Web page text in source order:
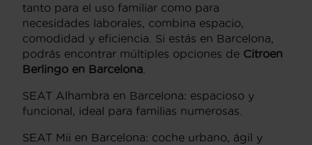
tanto para el uso familiar como para
necesidades laborales, combina espacio,
comodidad y eficiencia. Si estás en Barcelona,
podrás encontrar múltiples opciones de Citroen
Berlingo en Barcelona
SEAT Alhambra en Barcelona: espacioso y
funcional, ideal para familias numerosas.
SEAT Mii en Barcelona: coche urbano, ágil y